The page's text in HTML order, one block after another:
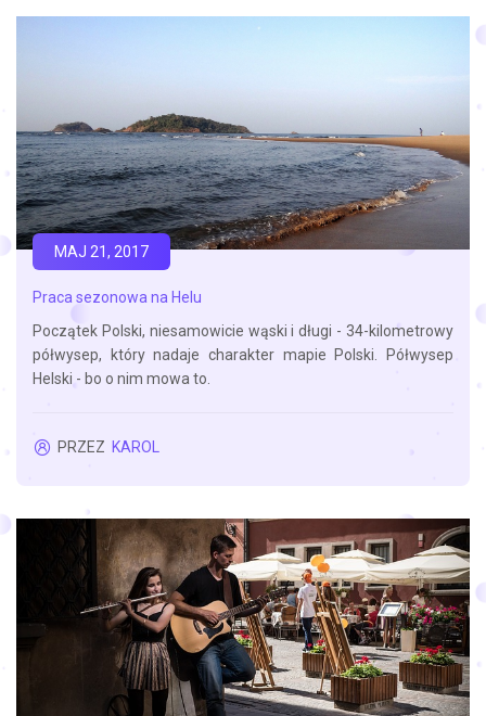
Praca sezonowa na Helu
Początek Polski, niesamowicie wąski i długi - 34-kilometrowy
półwysep, który nadaje charakter mapie Polski. Półwysep
Helski - bo o nim mowa to.
MAJ 21, 2017
PRZEZ KAROL